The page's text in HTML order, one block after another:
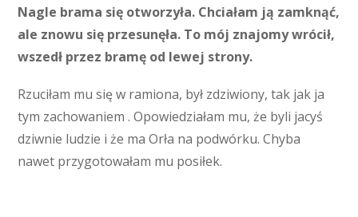
Nagle brama się otworzyła. Chciałam ją zamknąć,
ale znowu się przesunęła. To mój znajomy wrócił,
wszedł przez bramę od lewej strony.
Rzuciłam mu się w ramiona, był zdziwiony, tak jak ja
tym zachowaniem . Opowiedziałam mu, że byli jacyś
dziwnie ludzie i że ma Orła na podwórku. Chyba
nawet przygotowałam mu posiłek.